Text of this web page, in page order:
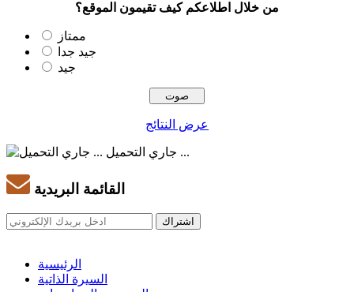
من خلال اطلاعكم كيف تقيمون الموقع؟
ممتاز
جيد جدا
جيد
عرض النتائج
جاري التحميل ...
القائمة البريدية
الرئيسية
السيرة الذاتية